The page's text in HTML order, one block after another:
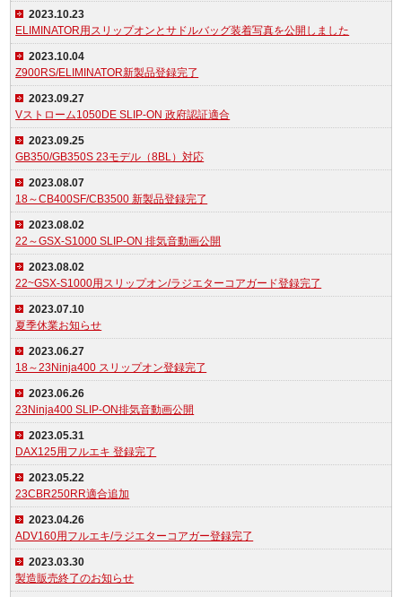
2023.10.23
ELIMINATOR用スリップオンとサドルバッグ装着写真を公開しました
2023.10.04
Z900RS/ELIMINATOR新製品登録完了
2023.09.27
Vストローム1050DE SLIP-ON 政府認証適合
2023.09.25
GB350/GB350S 23モデル（8BL）対応
2023.08.07
18～CB400SF/CB3500 新製品登録完了
2023.08.02
22～GSX-S1000 SLIP-ON 排気音動画公開
2023.08.02
22~GSX-S1000用スリップオン/ラジエターコアガード登録完了
2023.07.10
夏季休業お知らせ
2023.06.27
18～23Ninja400 スリップオン登録完了
2023.06.26
23Ninja400 SLIP-ON排気音動画公開
2023.05.31
DAX125用フルエキ 登録完了
2023.05.22
23CBR250RR適合追加
2023.04.26
ADV160用フルエキ/ラジエターコアガー登録完了
2023.03.30
製造販売終了のお知らせ